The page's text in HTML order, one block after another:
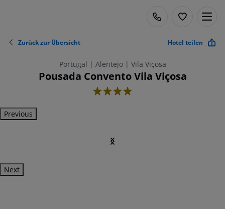
Zurück zur Übersicht Hotel teilen
Portugal | Alentejo | Vila Viçosa
Pousada Convento Vila Viçosa
4
Previous
Next